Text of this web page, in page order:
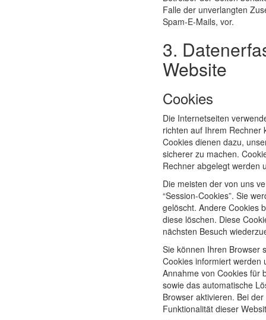
Falle der unverlangten
Spam-E-Mails, vor.
3.
Website
Cookies
Die Internetseiten
richten auf Ihrem Rechner
Cookies dienen dazu,
sicherer zu machen.
Rechner abgelegt werden
Die meisten der von uns
“Session-Cookies”. Sie
gelöscht. Andere Cookies
diese löschen. Diese
nächsten Besuch
Sie können Ihren Browser
Cookies informiert werden
Annahme von Cookies für
sowie das automatische
Browser aktivieren. Bei
Funktionalität dieser